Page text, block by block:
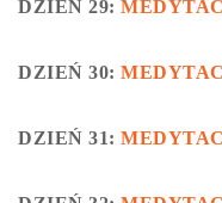
DZIEŃ 29:
DZIEŃ 30:
DZIEŃ 31: